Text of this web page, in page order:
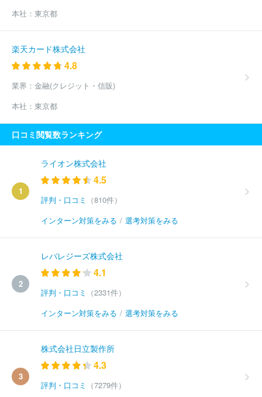
本社： 東京都
楽天カード株式会社
4.8
業界： 金融(クレジット・信販)
本社： 東京都
口コミ閲覧数ランキング
1
ライオン株式会社
4.5
評判・口コミ
（810件）
インターン対策をみる / 選考対策をみる
2
レバレジーズ株式会社
4.1
評判・口コミ
（2331件）
インターン対策をみる / 選考対策をみる
3
株式会社日立製作所
4.3
評判・口コミ
（7279件）